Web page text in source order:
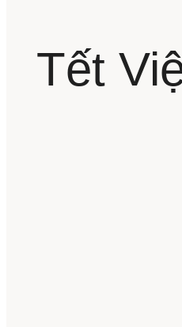
Tết